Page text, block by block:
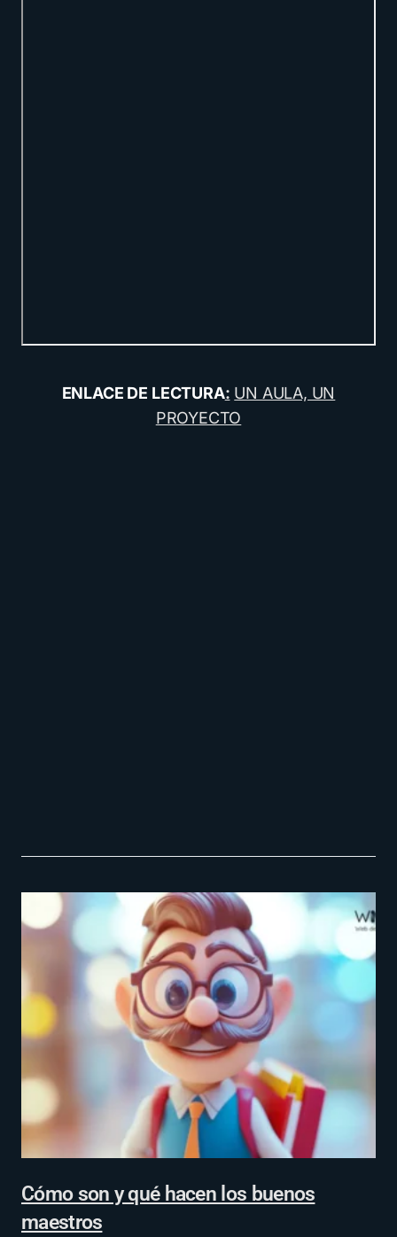
ENLACE DE LECTURA: UN AULA, UN
PROYECTO
Cómo son y qué hacen los buenos
maestros